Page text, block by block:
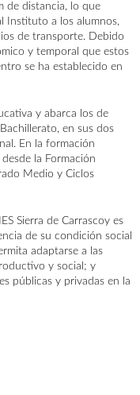
CONTACTO
de distancia, lo que
Instituto a los alumnos,
de transporte. Debido
y temporal que estos
se ha establecido en
y abarca los de
en sus dos
En la formación
la Formación
Medio y Ciclos
Sierra de Carrascoy es
de su condición social
adaptarse a las
y social; y
públicas y privadas en la